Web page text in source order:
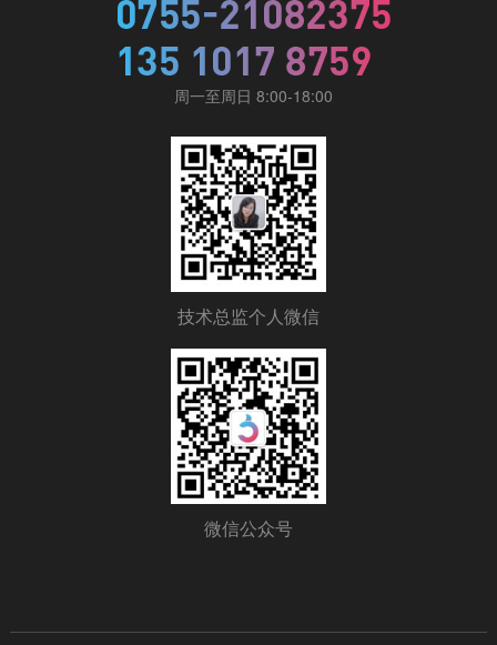
周一至周日 8:00-18:00
技术总监个人微信
微信公众号